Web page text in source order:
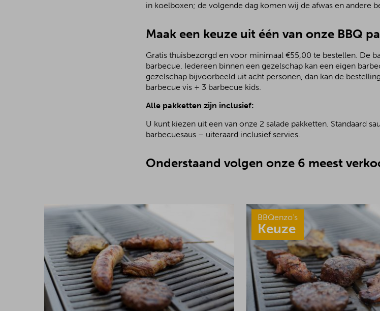
in koelboxen; de volgende dag komen wij de afwas en andere
Maak een keuze uit één van onze BBQ
Gratis thuisbezorgd en voor minimaal €55,00 te bestellen. De
barbecue. Iedereen binnen een gezelschap kan een eigen
gezelschap bijvoorbeeld uit acht personen, dan kan de
barbecue vis + 3 barbecue kids.
Alle pakketten zijn inclusief:
U kunt kiezen uit een van onze 2 salade pakketten. Standaard
barbecuesaus – uiteraard inclusief servies.
Onderstaand volgen onze 6 meest
BBQenzo’s
Keuze